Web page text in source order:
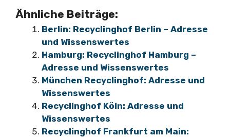
Ähnliche Beiträge:
Berlin: Recyclinghof Berlin – Adresse
und Wissenswertes
Hamburg: Recyclinghof Hamburg –
Adresse und Wissenswertes
München Recyclinghof: Adresse und
Wissenswertes
Recyclinghof Köln: Adresse und
Wissenswertes
Recyclinghof Frankfurt am Main: